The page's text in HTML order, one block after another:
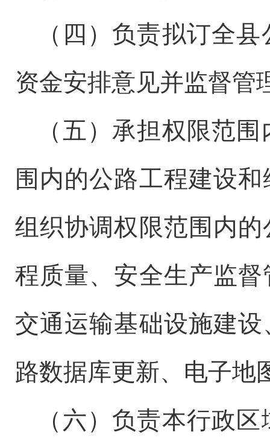
（ 四 ）负责拟订全县
资金安排意见并监督管
（五）承担权限范
围内的公路工程建设
组织协调权限范围内
程质量、安全生产监
交通运输基础设施建
路数据库更新、电子地
（六）负责本行政